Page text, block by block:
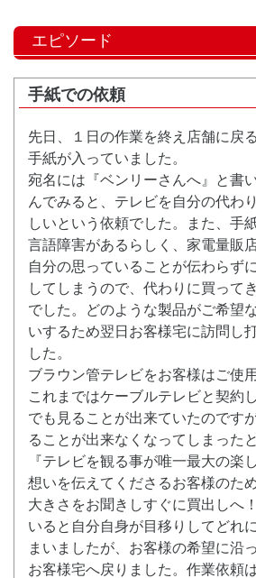
エピソード
手紙での依頼
先日、１日の作業を終え店舗に戻
手紙が入っていました。
宛名には『ベンリーさんへ』と書
んでみると、テレビを自分の代わ
しいという依頼でした。また、手
言語障害があるらしく、家電量販
自分の思っていることが伝わらず
してしまうので、代わりに買って
でした。どのような製品がご希望
いするため翌日お客様宅に訪問し
した。
ブラウン管テレビをお客様はご使
これまではケーブルテレビと契約
でも見ることが出来ていたのです
ることが出来なくなってしまった
『テレビを観る事が唯一最大の楽
想いを伝えてくださるお客様のた
大きさをお聞きしすぐに買出しへ
いると自分自身が目移りしてどれ
まいましたが、お客様の希望に沿
お客様宅へ戻りました。作業依頼